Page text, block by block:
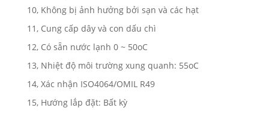
10, Không bị ảnh hưởng bởi sạn và các hạt
11, Cung cấp dây và con dấu chì
12, Có sẵn nước lạnh 0 ~ 50oC
13, Nhiệt độ môi trường xung quanh: 55oC
14, Xác nhận ISO4064/OMIL R49
15, Hướng lắp đặt: Bất kỳ